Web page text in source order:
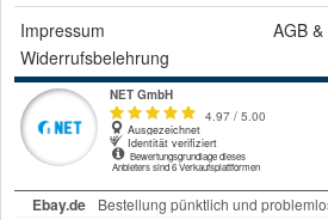
Impressum
AGB &
Widerrufsbelehrung